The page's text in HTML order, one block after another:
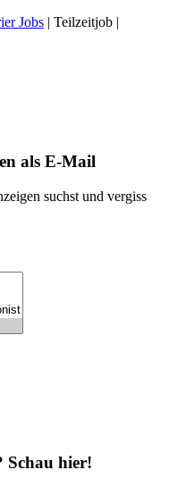
Jobs | Teilzeitjob |
als E-Mail
suchst und vergiss
Schau hier!